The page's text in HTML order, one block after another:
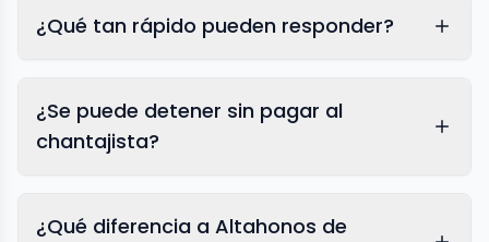
¿Qué tan rápido pueden responder?
¿Se puede detener sin pagar al
chantajista?
¿Qué diferencia a Altahonos de